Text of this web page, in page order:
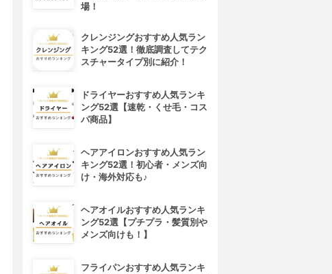
場！
クレンジングおすすめ人気ラン
キング52選！徹底調査してテク
スチャータイプ別に紹介！
ドライヤーおすすめ人気ランキ
ング52選【速乾・くせ毛・コス
パ商品】
ヘアアイロンおすすめ人気ラン
キング52選！初心者・メンズ向
け・海外対応も♪
ヘアオイルおすすめ人気ランキ
ング52選【プチプラ・髪質別や
メンズ向けも！】
フライパンおすすめ人気ランキ